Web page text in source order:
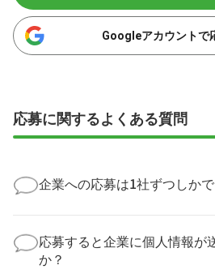
Googleアカウントで
応募に関するよくある質問
企業への応募は1社ずつしか
実際に医療キャリアナビを利
の多くは、複数応募して自分に
います。
応募すると企業に個人情報が
か？